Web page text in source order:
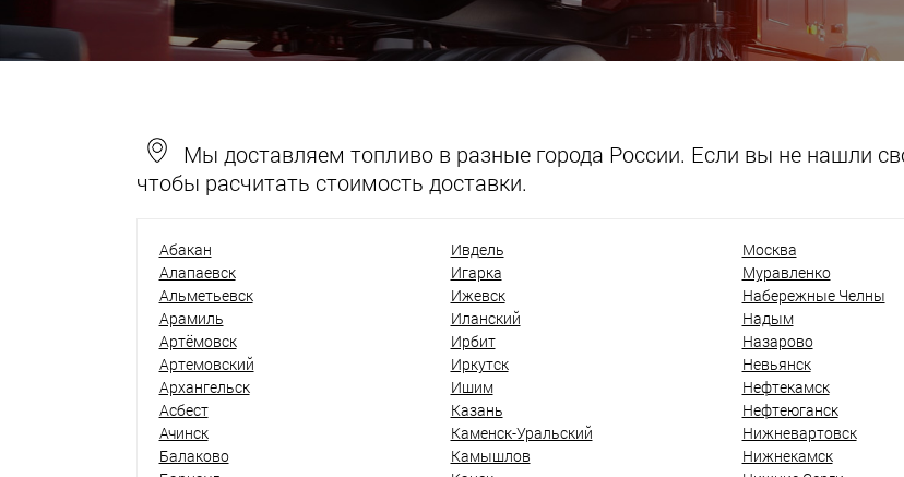
Мы доставляем топливо в разные города России. Если вы не нашли
чтобы расчитать стоимость доставки.
Абакан
Алапаевск
Альметьевск
Арамиль
Артёмовск
Артемовский
Архангельск
Асбест
Ачинск
Балаково
Ивдель
Игарка
Ижевск
Иланский
Ирбит
Иркутск
Ишим
Казань
Каменск-Уральский
Камышлов
Москва
Муравленко
Набережные Челны
Надым
Назарово
Невьянск
Нефтекамск
Нефтеюганск
Нижневартовск
Нижнекамск